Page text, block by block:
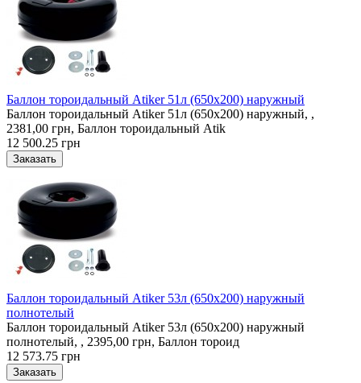
Баллон тороидальный Atiker 51л (650х200) наружный
Баллон тороидальный Atiker 51л (650х200) наружный, ,
2381,00 грн, Баллон тороидальный Atik
12 500.25 грн
Баллон тороидальный Atiker 53л (650х200) наружный
полнотелый
Баллон тороидальный Atiker 53л (650х200) наружный
полнотелый, , 2395,00 грн, Баллон тороид
12 573.75 грн